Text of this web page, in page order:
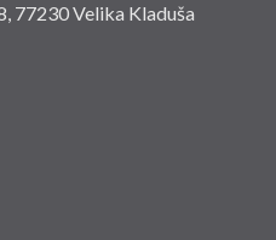
77230 Velika Kladuša